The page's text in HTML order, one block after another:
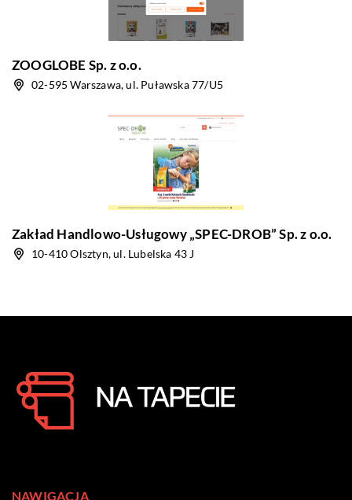
ZOOGLOBE Sp. z o.o.
02-595 Warszawa, ul. Puławska 77/U5
Zakład Handlowo-Usługowy „SPEC-DROB” Sp. z o.o.
10-410 Olsztyn, ul. Lubelska 43 J
NAWIGACJA